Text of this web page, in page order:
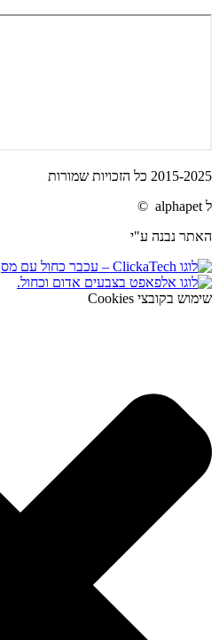
2015-2025 כל הזכויות שמורות
ל alphapet ©
האתר נבנה ע"י
שימוש בקובצי Cookies